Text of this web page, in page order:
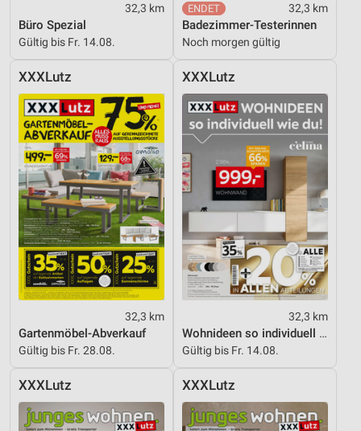
32,3 km
Büro Spezial
Gültig bis Fr. 14.08.
32,3 km
Badezimmer-Testerinnen
Noch morgen gültig
XXXLutz
32,3 km
Gartenmöbel-Abverkauf
Gültig bis Fr. 28.08.
XXXLutz
32,3 km
Wohnideen so individuell wie du!
Gültig bis Fr. 14.08.
XXXLutz XXXLutz